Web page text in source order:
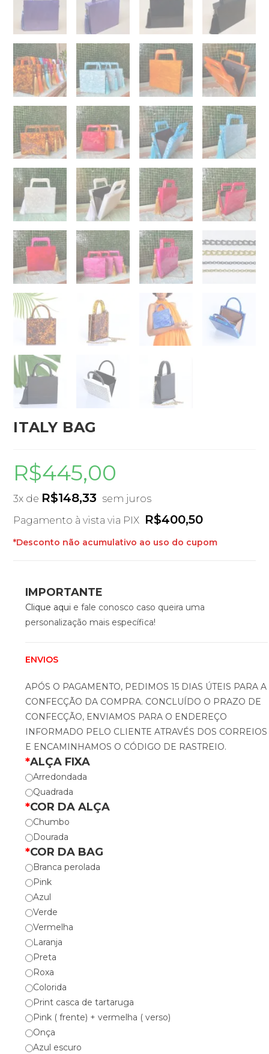
ITALY BAG
R$445,00
3x de R$148,33 sem juros
Pagamento à vista via PIX R$400,50
*Desconto não acumulativo ao uso do cupom
IMPORTANTE
Clique aqui e fale conosco caso queira uma
personalização mais específica!
ENVIOS
APÓS O PAGAMENTO, PEDIMOS 15 DIAS ÚTEIS PARA A
CONFECÇÃO DA COMPRA. CONCLUÍDO O PRAZO DE
CONFECÇÃO, ENVIAMOS PARA O ENDEREÇO
INFORMADO PELO CLIENTE ATRAVÉS DOS CORREIOS
E ENCAMINHAMOS O CÓDIGO DE RASTREIO.
*ALÇA FIXA
Arredondada
Quadrada
*COR DA ALÇA
Chumbo
Dourada
*COR DA BAG
Branca perolada
Pink
Azul
Verde
Vermelha
Laranja
Preta
Roxa
Colorida
Print casca de tartaruga
Pink ( frente) + vermelha ( verso)
Onça
Azul escuro